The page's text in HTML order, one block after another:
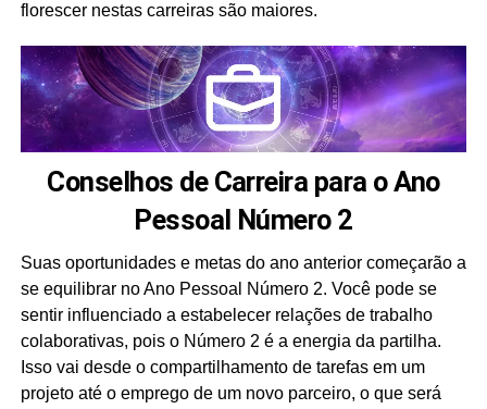
florescer nestas carreiras são maiores.
Conselhos de Carreira para o Ano
Pessoal Número 2
Suas oportunidades e metas do ano anterior começarão a
se equilibrar no Ano Pessoal Número 2. Você pode se
sentir influenciado a estabelecer relações de trabalho
colaborativas, pois o Número 2 é a energia da partilha.
Isso vai desde o compartilhamento de tarefas em um
projeto até o emprego de um novo parceiro, o que será